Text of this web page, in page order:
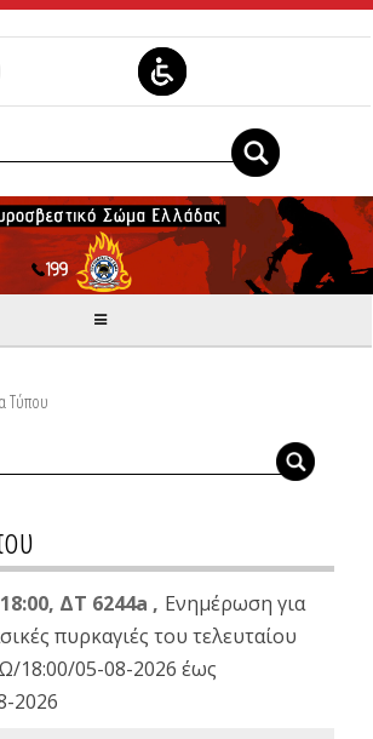
Τύπου
ΔΤ 6244a , Ενημέρωση για
πυρκαγιές του τελευταίου
18:00/05-08-2026 έως
2026